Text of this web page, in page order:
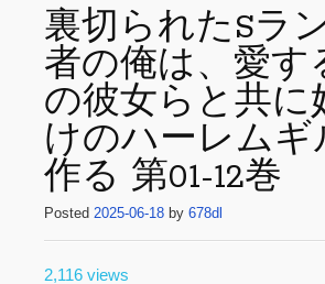
i
p
t
o
c
n
t
e
n
t
裏切られたSラ
者の俺は、愛す
の彼女らと共に
けのハーレムギ
作る 第01-12巻
Posted 2025-06-18 by 678dl
2,116 views